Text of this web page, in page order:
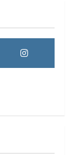
𝐩𝐫𝐢𝐨𝐫𝐢𝐭é à 𝐥𝐚